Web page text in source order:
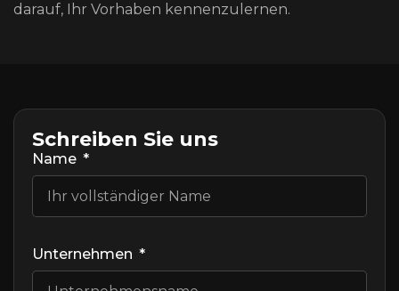
darauf, Ihr Vorhaben kennenzulernen.
Schreiben Sie uns
Name
Unternehmen